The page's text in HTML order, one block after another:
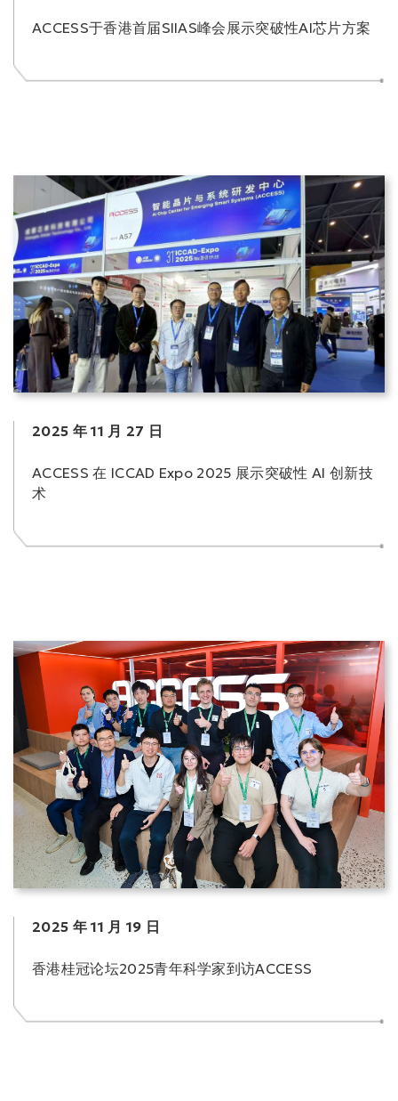
ACCESS于香港首届SIIAS峰会展示突破性AI芯片方案
2025 年 11 月 27 日
ACCESS 在 ICCAD Expo 2025 展示突破性 AI 创新技
术
2025 年 11 月 19 日
香港桂冠论坛2025青年科学家到访ACCESS